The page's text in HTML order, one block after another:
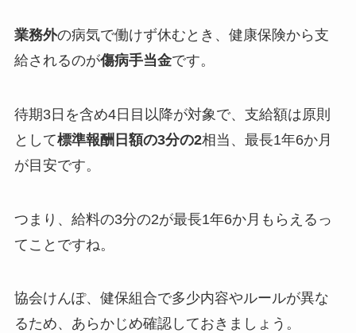
業務外の病気で働けず休むとき、健康保険から支
給されるのが傷病手当金です。
待期3日を含め4日目以降が対象で、支給額は原則
として標準報酬日額の3分の2相当、最長1年6か月
が目安です。
つまり、給料の3分の2が最長1年6か月もらえるっ
てことですね。
協会けんぽ、健保組合で多少内容やルールが異な
るため、あらかじめ確認しておきましょう。